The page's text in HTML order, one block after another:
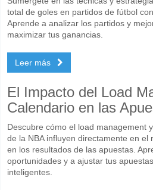
total de goles en partidos de fútbol
Aprende a analizar los partidos y
maximizar tus ganancias.
Leer más
El Impacto del Load
Calendario en las
Descubre cómo el load management
de la NBA influyen directamente en el
en los resultados de las apuestas.
oportunidades y a ajustar tus
inteligentes.